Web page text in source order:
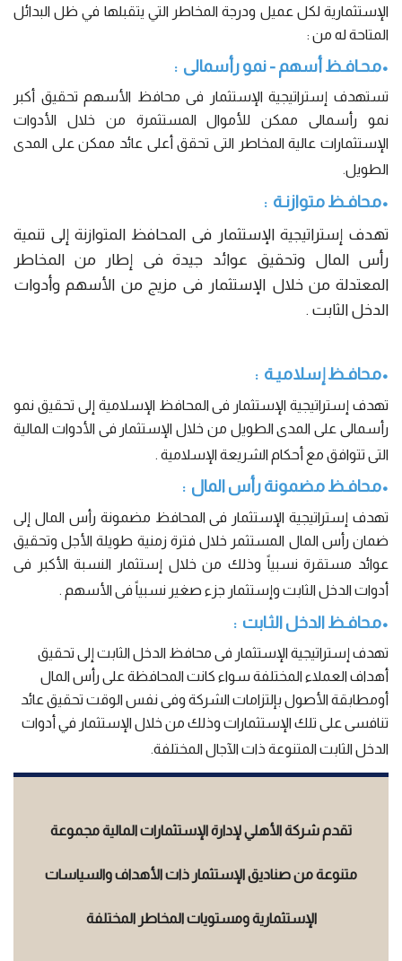
الإستثمارية لكل عميل ودرجة المخاطر التي يتقبلها في ظل البدائل
المتاحة له من :
•محـافـظ أسهم - نمو رأسمالى :
تستهدف إستراتيجية الإستثمار فى محافظ الأسهم تحقيق أكبر
نمو رأسمالى ممكن للأموال المستثمرة من خلال الأدوات
الإستثمارات عالية المخاطر التى تحقق أعلى عائد ممكن على المدى
الطويل.
•محافـظ متوازنـة :
تهدف إستراتيجية الإستثمار فى المحافظ المتوازنة إلى تنمية
رأس المال وتحقيق عوائد جيدة فى إطار من المخاطر
المعتدلة من خلال الإستثمار فى مزيج من الأسهم وأدوات
الدخل الثابت .
•محافـظ إسلاميـة :
تهدف إستراتيجية الإستثمار فى المحافظ الإسلامية إلى تحقيق نمو
رأسمالى على المدى الطويل من خلال الإستثمار فى الأدوات المالية
التى تتوافق مع أحكام الشريعة الإسلامية .
•محافـظ مضمونة رأس المال :
تهدف إستراتيجية الإستثمار فى المحافظ مضمونة رأس المال إلى
ضمان رأس المال المستثمر خلال فترة زمنية طويلة الأجل وتحقيق
عوائد مستقرة نسبياً وذلك من خلال إستثمار النسبة الأكبر فى
أدوات الدخل الثابت وإستثمار جزء صغير نسبياً فى الأسهم .
•محافـظ الدخل الثـابت :
تهدف إستراتيجية الإستثمار فى محافظ الدخل الثابت إلى تحقيق
أهداف العملاء المختلفة سواء كانت المحافظة على رأس المال
أومطابقة الأصول بإلتزامات الشركة وفى نفس الوقت تحقيق عائد
تنافسى على تلك الإستثمارات وذلك من خلال الإستثمار في أدوات
الدخل الثابت المتنوعة ذات الآجال المختلفة.
تقدم شركة الأهلي لإدارة الإستثمارات المالية مجموعة
متنوعة من صناديق الإستثمار ذات الأهداف والسياسات
الإستثمارية ومستويات المخاطر المختلفة